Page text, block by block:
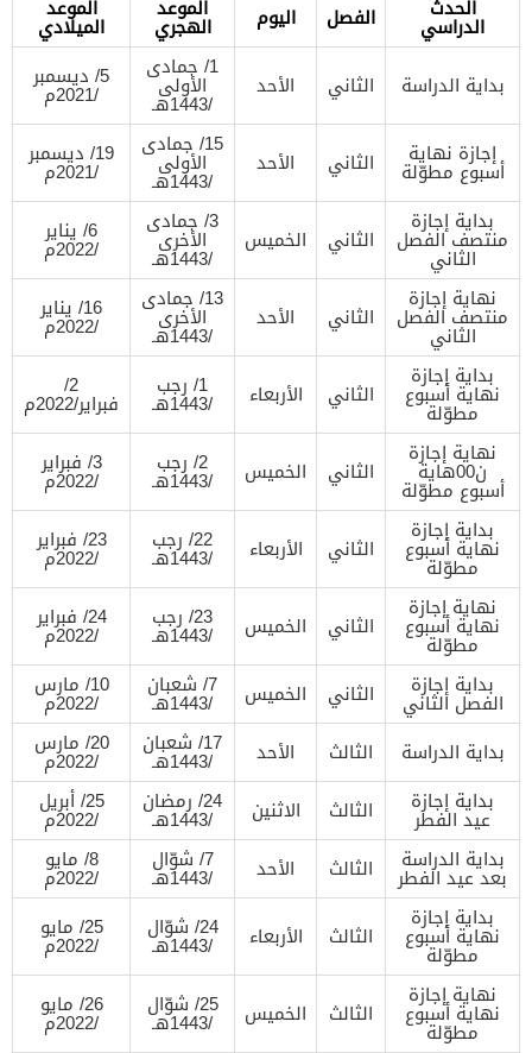
الحدث
الدراسي الفصل اليوم الموعد
الهجري
الموعد
الميلادي
بداية الدراسة
الثاني الأحد
1/ جمادى
الأولى
/1443هـ
5/ ديسمبر
/2021م
إجازة نهاية
أسبوع مطوّلة الثاني الأحد
15/ جمادى
الأولى
/1443هـ
19/ ديسمبر
/2021م
بداية إجازة
منتصف الفصل
الثاني
الثاني الخميس
3/ جمادى
الأخرى
/1443هـ
6/ يناير
/2022م
نهاية إجازة
منتصف الفصل
الثاني
الثاني الأحد
13/ جمادى
الأخرى
/1443هـ
16/ يناير
/2022م
بداية إجازة
نهاية أسبوع
مطوّلة
الثاني الأربعاء 1/ رجب
/1443هـ
2/
فبراير/2022م
نهاية إجازة
ن00هاية
أسبوع مطوّلة
الثاني الخميس 2/ رجب
/1443هـ
3/ فبراير
/2022م
بداية إجازة
نهاية أسبوع
مطوّلة
الثاني الأربعاء 22/ رجب
/1443هـ
23/ فبراير
/2022م
نهاية إجازة
نهاية أسبوع
مطوّلة
الثاني الخميس 23/ رجب
/1443هـ
24/ فبراير
/2022م
بداية إجازة
الفصل الثاني الثاني الخميس 7/ شعبان
/1443هـ
10/ مارس
/2022م
بداية الدراسة
الثالث الأحد 17/ شعبان
/1443هـ
20/ مارس
/2022م
بداية إجازة
عيد الفطر الثالث الاثنين 24/ رمضان
/1443هـ
25/ أبريل
/2022م
بداية الدراسة
بعد عيد الفطر الثالث الأحد 7/ شوّال
/1443هـ
8/ مايو
/2022م
بداية إجازة
نهاية أسبوع
مطوّلة
الثالث الأربعاء 24/ شوّال
/1443هـ
25/ مايو
/2022م
نهاية إجازة
نهاية أسبوع
مطوّلة
الثالث الخميس 25/ شوّال
/1443هـ
26/ مايو
/2022م